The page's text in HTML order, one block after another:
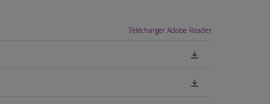
Télécharger Adobe Reader